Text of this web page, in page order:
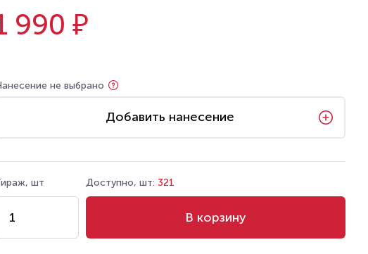
990 ₽
не выбрано
Добавить нанесение
шт Доступно, шт: 321
В корзину